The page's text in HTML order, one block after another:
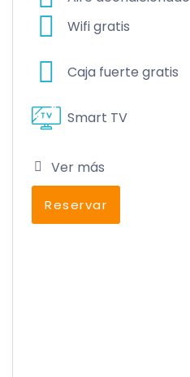
Wifi gratis
Caja fuerte gratis
Smart TV
Ver más
Reservar